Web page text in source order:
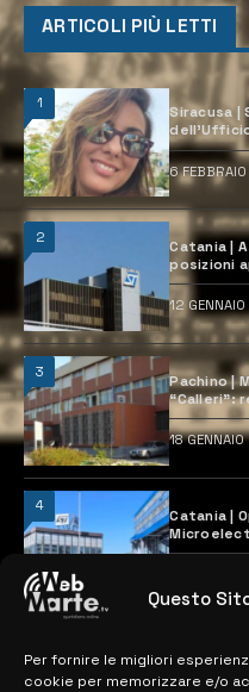
Questo
Per fornire le migliori
cookie per memorizzare e/o
ARTICOLI PIÙ LETTI
1
Siracusa |
6
2
Catania |
posizioni
12
3
Pachino |
“Calleri”:
18
4
Catania |
previste
MAPPA DEL SITO